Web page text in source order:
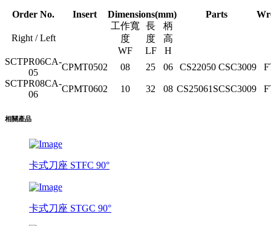
Order No. Insert Dimensions(mm) Parts
Right / Left
工作寬
度
長
度
柄
高
WF
LF
H
SCTPR06CA-
05
CPMT0502 08 25 06 CS22050 CSC3009
SCTPR08CA-
06
CPMT0602 10 32 08 CS25061SCSC3009
相關產品
卡式刀座 STFC 90°
卡式刀座 STGC 90°